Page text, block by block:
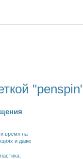
время на
и даже